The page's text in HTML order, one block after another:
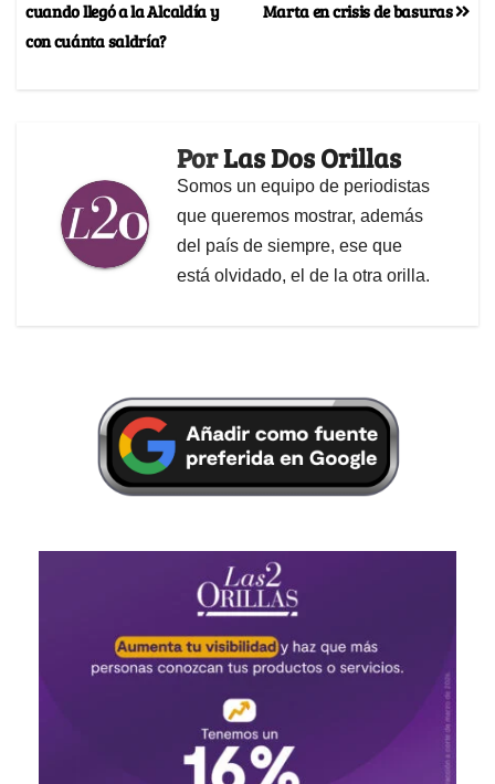
Marta en crisis de basuras
cuando llegó a la Alcaldía y
con cuánta saldría?
PorLas Dos Orillas
Somos un equipo de periodistas
que queremos mostrar, además
del país de siempre, ese que
está olvidado, el de la otra orilla.